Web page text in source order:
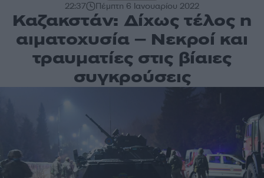
22:37 Πέμπτη 6 Ιανουαρίου 2022
Καζακστάν: Δίχως τέλος η
αιματοχυσία – Νεκροί και
τραυματίες στις βίαιες
συγκρούσεις